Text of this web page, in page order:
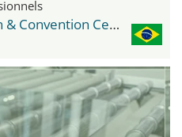
São Paulo Expo Exhibition & Convention Center